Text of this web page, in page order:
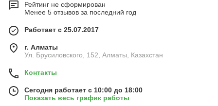
Рейтинг не сформирован
Менее 5 отзывов за последний год
Работает с 25.07.2017
г. Алматы
Ул. Брусиловского, 152, Алматы, Казахстан
Контакты
Сегодня работает с 10:00 до 18:00
Показать весь график работы